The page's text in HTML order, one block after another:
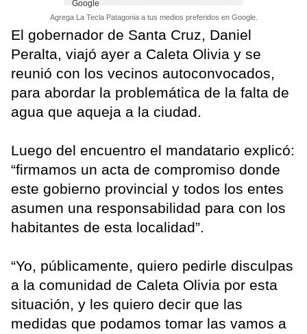
Agrega La Tecla Patagonia a tus medios preferidos en Google.
El gobernador de Santa Cruz, Daniel
Peralta, viajó ayer a Caleta Olivia y se
reunió con los vecinos autoconvocados,
para abordar la problemática de la falta de
agua que aqueja a la ciudad.
Luego del encuentro el mandatario explicó:
“firmamos un acta de compromiso donde
este gobierno provincial y todos los entes
asumen una responsabilidad para con los
habitantes de esta localidad”.
“Yo, públicamente, quiero pedirle disculpas
a la comunidad de Caleta Olivia por esta
situación, y les quiero decir que las
medidas que podamos tomar las vamos a